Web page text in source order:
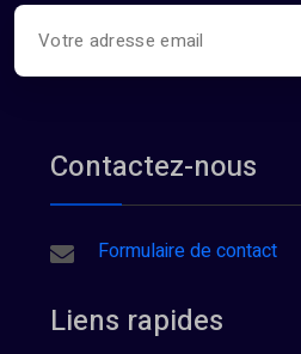
Contactez-nous
Formulaire de contact
Liens rapides